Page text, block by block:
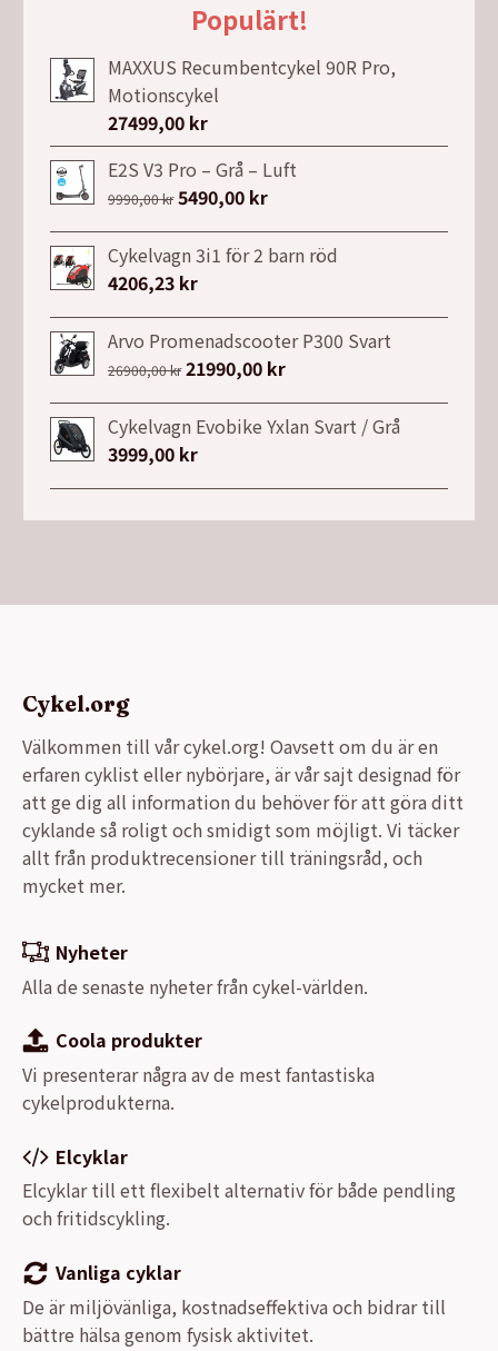
Populärt!
MAXXUS Recumbentcykel 90R Pro,
Motionscykel
27499,00 kr
E2S V3 Pro – Grå – Luft
9990,00kr Det
priset
var:
5490,00 krDet
priset
Cykelvagn 3i1 för 2 barn röd
4206,23 kr
Arvo Promenadscooter P300 Svart
26900,00kr Det
priset
var:
21990,00 krDet
priset
Cykelvagn Evobike Yxlan Svart / Grå
3999,00 kr
Cykel.org
Välkommen till vår cykel.org! Oavsett om du är en
erfaren cyklist eller nybörjare, är vår sajt designad för
att ge dig all information du behöver för att göra ditt
cyklande så roligt och smidigt som möjligt. Vi täcker
allt från produktrecensioner till träningsråd, och
mycket mer.
Nyheter
Alla de senaste nyheter från cykel-världen.
Coola produkter
Vi presenterar några av de mest fantastiska
cykelprodukterna.
Elcyklar
Elcyklar till ett flexibelt alternativ för både pendling
och fritidscykling.
Vanliga cyklar
De är miljövänliga, kostnadseffektiva och bidrar till
bättre hälsa genom fysisk aktivitet.